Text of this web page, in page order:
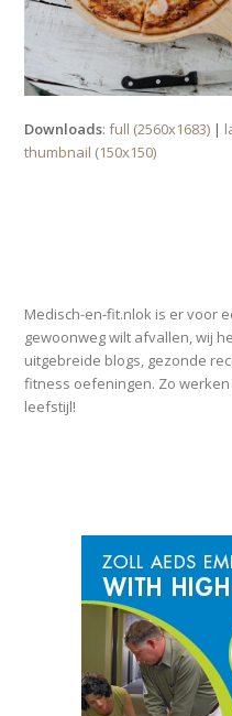
Downloads:full (2560x1683) |
thumbnail (150x150)
Medisch-en-fit.nlok is er voor
gewoonweg wilt afvallen, wij
uitgebreide blogs, gezonde
fitness oefeningen. Zo
leefstijl!